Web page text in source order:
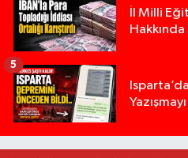
İl Milli
5
13:00 |Yığılca'da kardeşler
12:48 |Tur teknesi
02:26 |MOTOSİKLETLE